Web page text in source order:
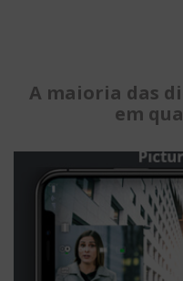
A maioria das
em